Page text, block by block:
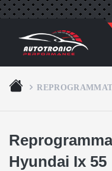
Hyundai Ix 55